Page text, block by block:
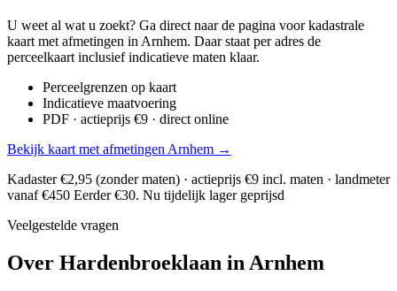
U weet al wat u zoekt? Ga direct naar de pagina voor kadastrale
kaart met afmetingen in Arnhem. Daar staat per adres de
perceelkaart inclusief indicatieve maten klaar.
Perceelgrenzen op kaart
Indicatieve maatvoering
PDF · actieprijs €9 · direct online
Bekijk kaart met afmetingen Arnhem →
Kadaster €2,95 (zonder maten) · actieprijs €9 incl. maten · landmeter
vanaf €450 Eerder €30. Nu tijdelijk lager geprijsd
Veelgestelde vragen
Over Hardenbroeklaan in Arnhem